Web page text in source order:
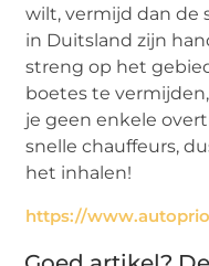
wilt, vermijd dan de
in Duitsland zijn
streng op het
boetes te
je geen enkele
snelle chauffeurs,
het inhalen!
https://